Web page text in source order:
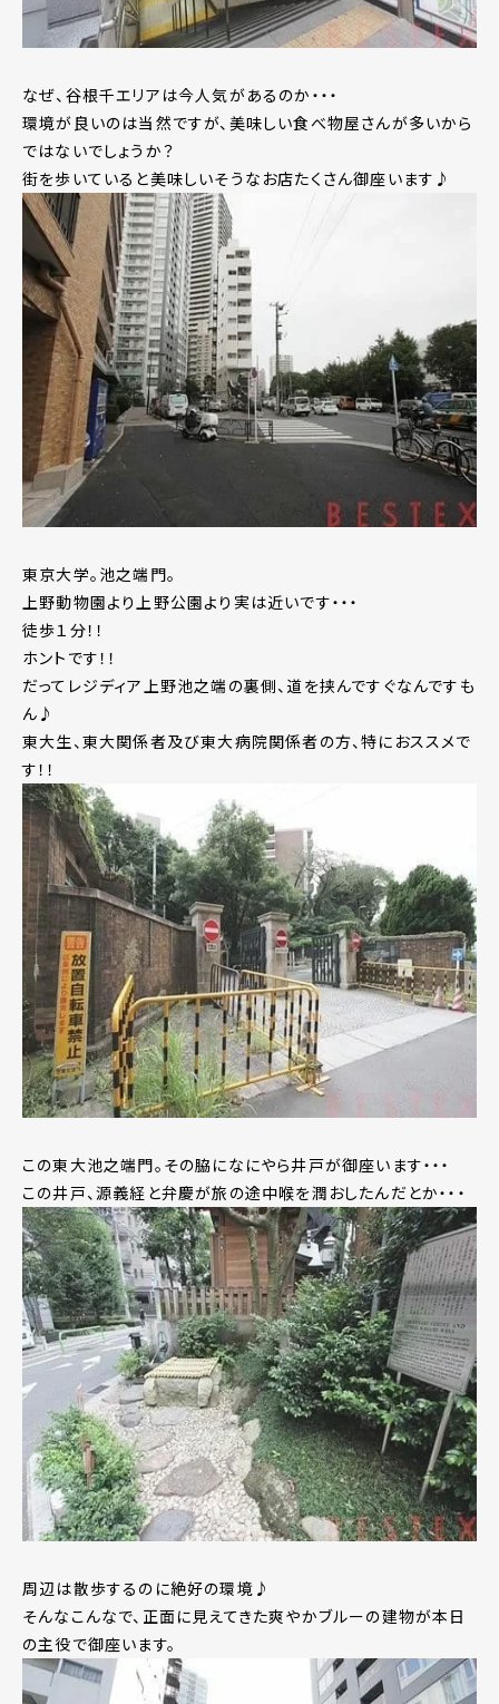
なぜ、谷根千エリアは今人気があるのか・・・
環境が良いのは当然ですが、美味しい食べ物屋さんが多いから
ではないでしょうか？
街を歩いていると美味しいそうなお店たくさん御座います♪
東京大学。池之端門。
上野動物園より上野公園より実は近いです・・・
徒歩１分！！
ホントです！！
だってレジディア上野池之端の裏側、道を挟んですぐなんですも
ん♪
東大生、東大関係者及び東大病院関係者の方、特におススメで
す！！
この東大池之端門。その脇になにやら井戸が御座います・・・
この井戸、源義経と弁慶が旅の途中喉を潤おしたんだとか・・・
周辺は散歩するのに絶好の環境♪
そんなこんなで、正面に見えてきた爽やかブルーの建物が本日
の主役で御座います。